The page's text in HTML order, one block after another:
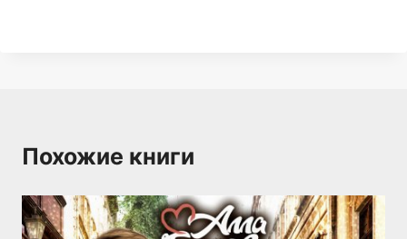
Похожие книги